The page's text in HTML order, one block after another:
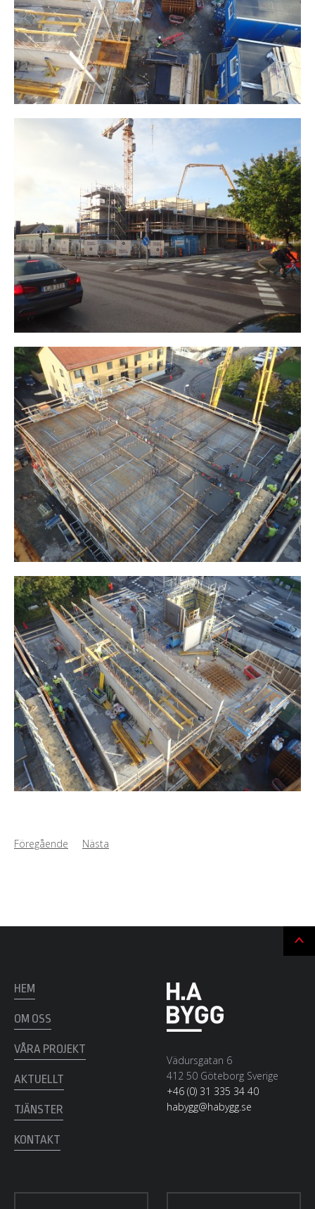
Föregående Nästa
HEM
OM OSS
VÅRA PROJEKT
AKTUELLT
TJÄNSTER
KONTAKT
Vädursgatan 6
412 50 Göteborg Sverige
+46 (0) 31 335 34 40
habygg@habygg.se